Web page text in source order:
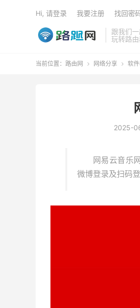
跟我们
玩转路
Hi, 请登录 我要注册 找回密
当前位置： 路由网  网络分享  软
2025-
网易云音乐
微博登录及扫码